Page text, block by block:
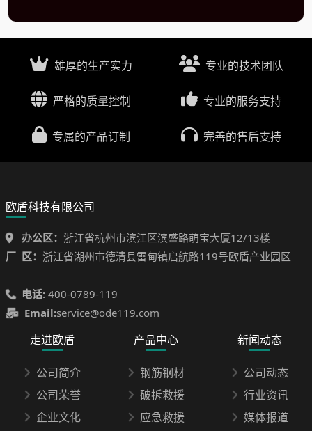
雄厚的生产实力 专业的技术团队
严格的质量控制 专业的服务支持
专属的产品订制 完善的售后支持
欧盾科技有限公司
办公区： 浙江省杭州市滨江区滨盛路萌宝大厦12/13楼
厂 区： 浙江省湖州市德清县雷甸镇启航路119号欧盾产业园区
电话: 400-0789-119
Email:service@ode119.com
走进欧盾
公司简介
公司荣誉
企业文化
产品中心
钢筋钢材
破拆救援
应急救援
新闻动态
公司动态
行业资讯
媒体报道